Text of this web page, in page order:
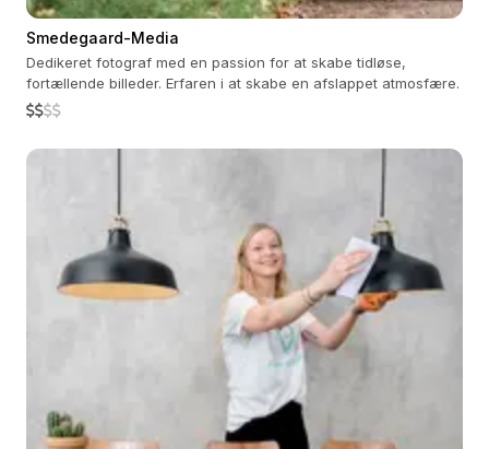
Smedegaard-Media
Dedikeret fotograf med en passion for at skabe tidløse,
fortællende billeder. Erfaren i at skabe en afslappet atmosfære.